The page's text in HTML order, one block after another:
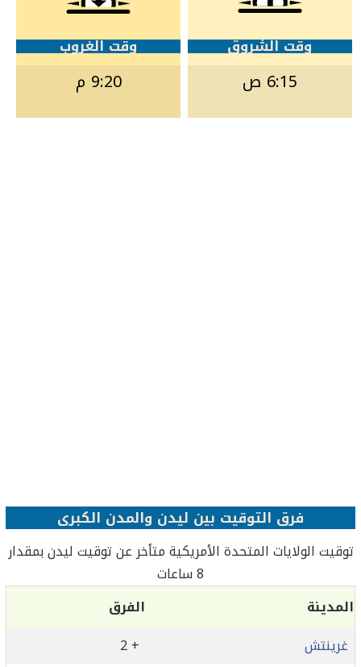
وقت الشروق
6:15 ص
وقت الغروب
9:20 م
فرق التوقيت بين ليدن والمدن الكبرى
توقيت الولايات المتحدة الأمريكية متأخر عن توقيت ليدن بمقدار
8 ساعات
المدينة
الفرق
غرينتش
+ 2